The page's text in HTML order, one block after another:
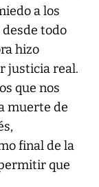
a los
todo
hizo
justicia real.
que nos
muerte de
final de la
que